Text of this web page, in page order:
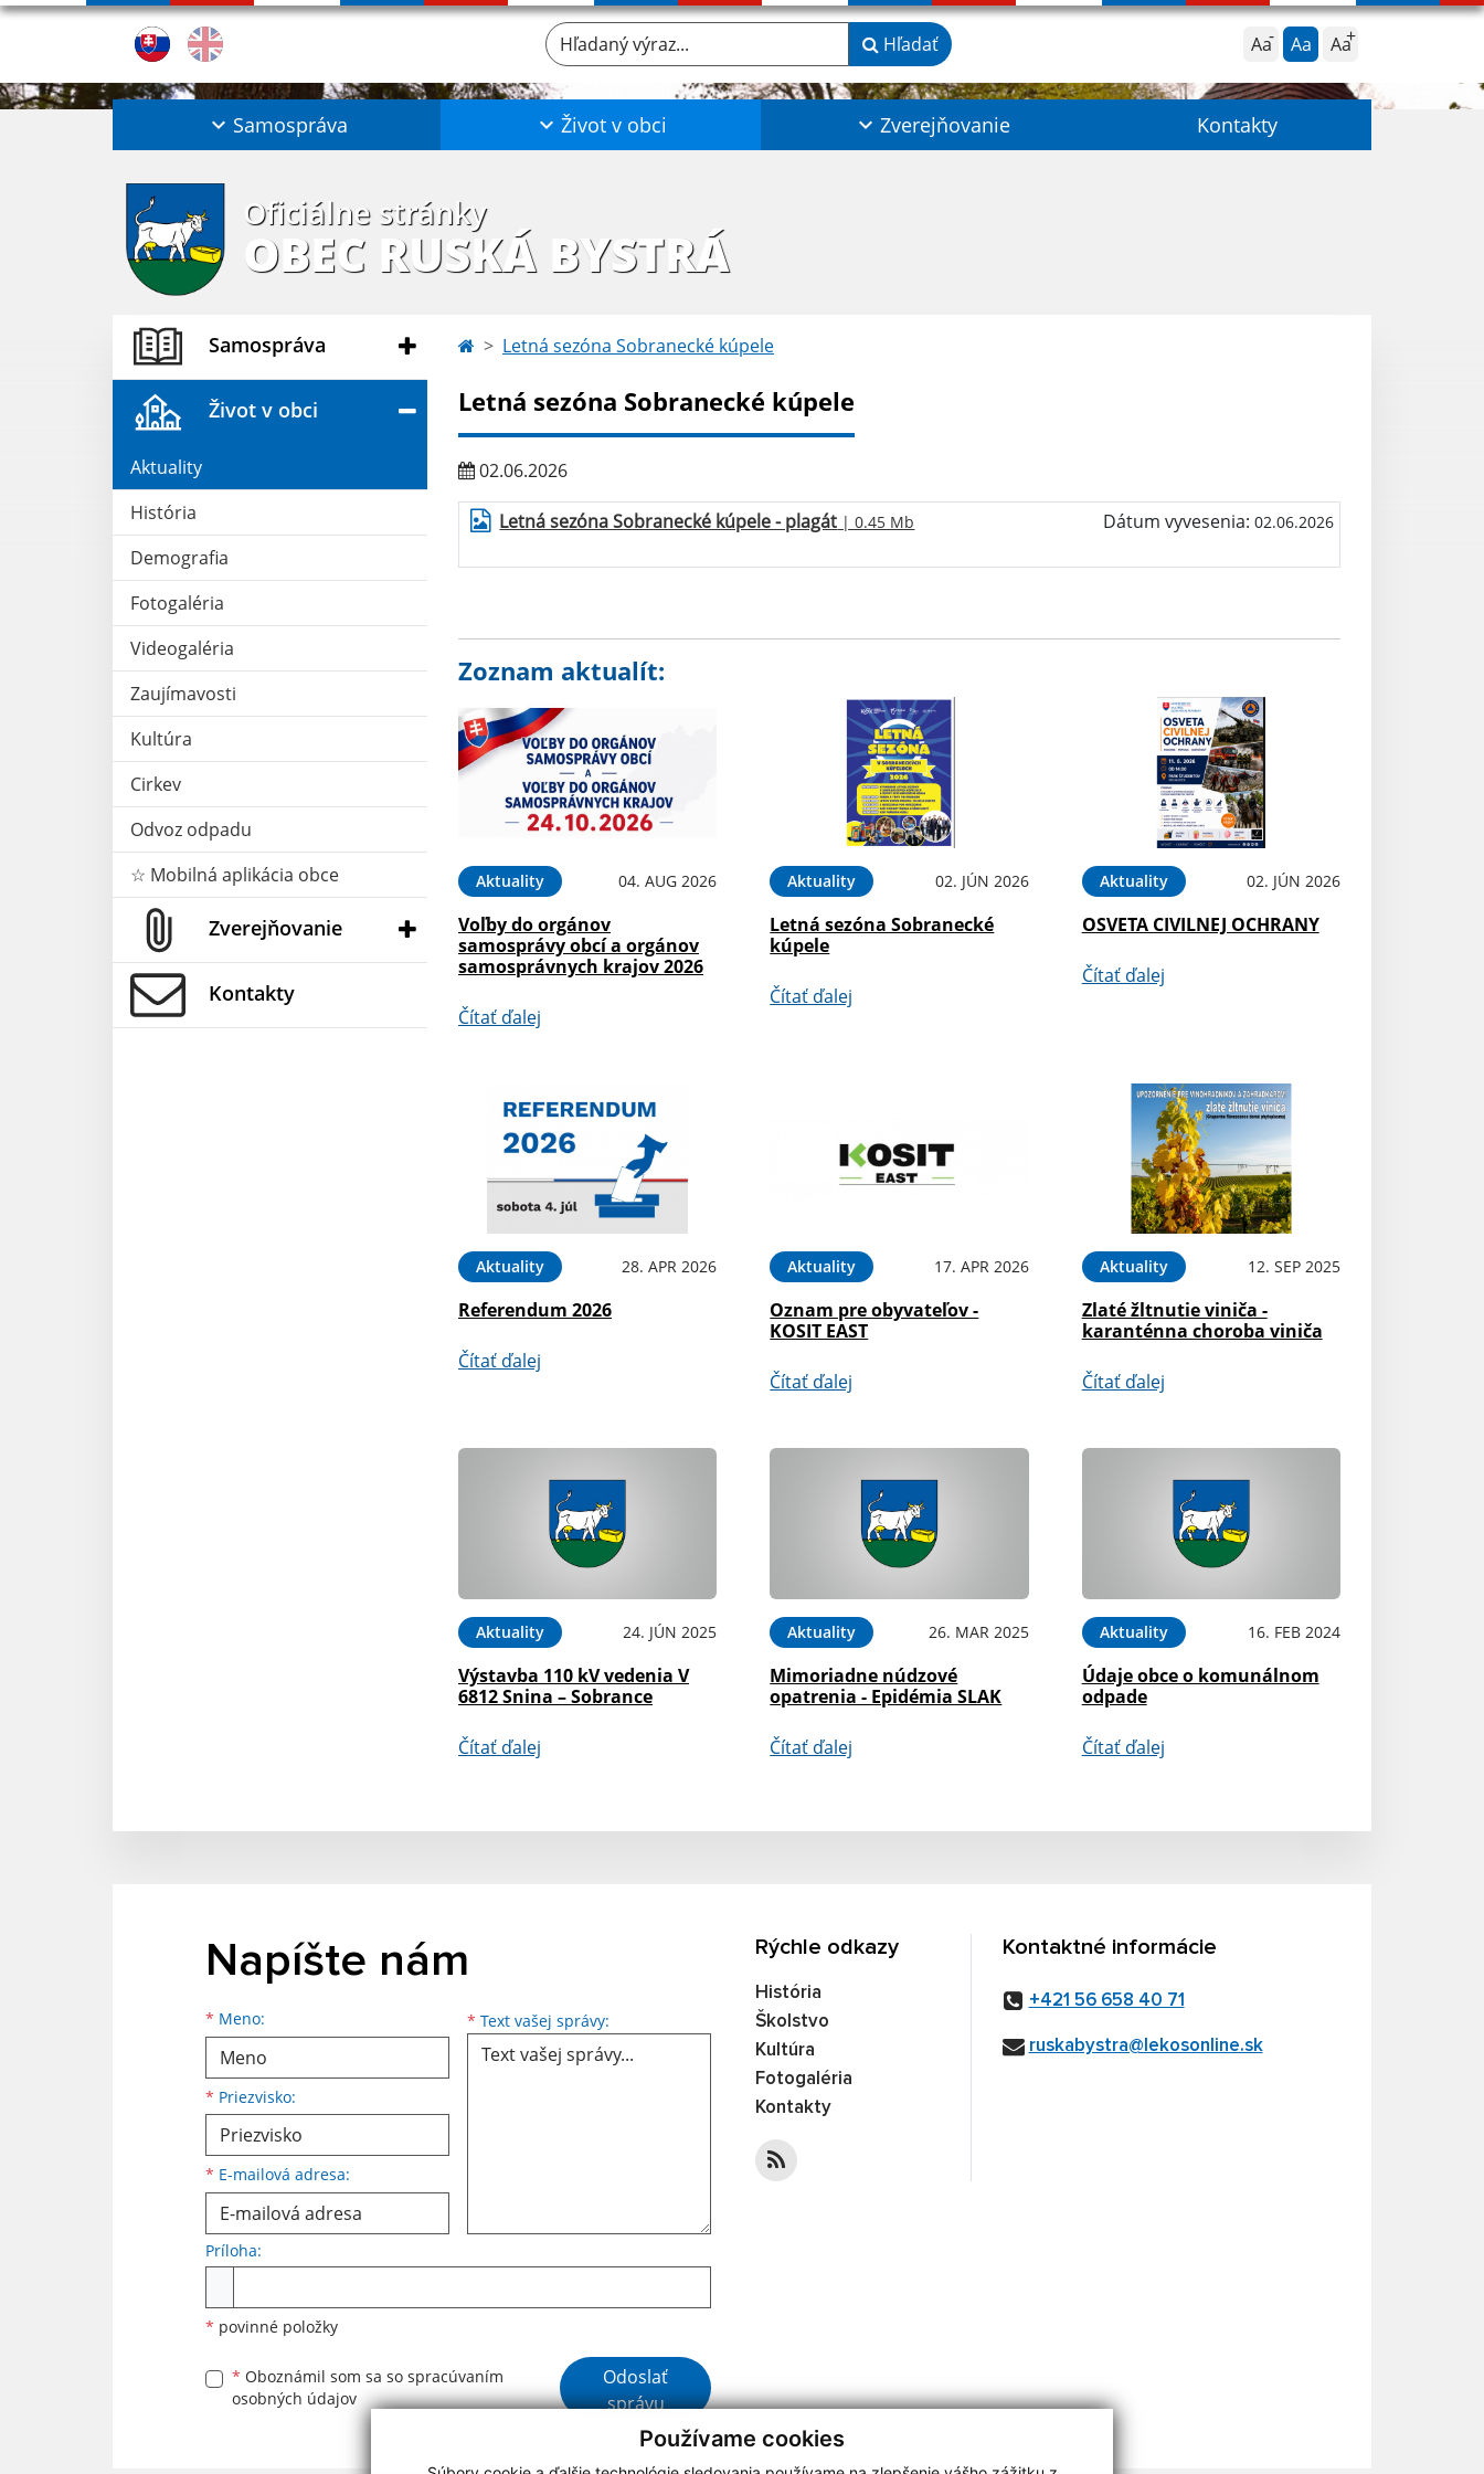
Používame cookies
Aa Aa Aa
Hľadaný výraz... Hľadať
Samospráva Život v obci Zverejňovanie Kontakty
Oficiálne stránky
OBEC RUSKÁ BYSTRÁ
Samospráva
Život v obci
Aktuality
História
Demografia
Fotogaléria
Videogaléria
Zaujímavosti
Kultúra
Cirkev
Odvoz odpadu
☆ Mobilná aplikácia obce
Zverejňovanie
Kontakty
Letná sezóna Sobranecké kúpele
Letná sezóna Sobranecké kúpele
02.06.2026
Letná sezóna Sobranecké kúpele - plagát | 0.45 Mb Dátum vyvesenia: 02.06.2026
Zoznam aktualít:
Aktuality 04. AUG 2026
Voľby do orgánov
samosprávy obcí a orgánov
samosprávnych krajov 2026
Čítať ďalej
Aktuality 02. JÚN 2026
Letná sezóna Sobranecké
kúpele
Čítať ďalej
Aktuality 02. JÚN 2026
OSVETA CIVILNEJ OCHRANY
Čítať ďalej
Aktuality 28. APR 2026
Referendum 2026
Čítať ďalej
Aktuality 17. APR 2026
Oznam pre obyvateľov -
KOSIT EAST
Čítať ďalej
Aktuality 12. SEP 2025
Zlaté žltnutie viniča -
karanténna choroba viniča
Čítať ďalej
Aktuality 24. JÚN 2025
Výstavba 110 kV vedenia V
6812 Snina – Sobrance
Čítať ďalej
Aktuality 26. MAR 2025
Mimoriadne núdzové
opatrenia - Epidémia SLAK
Čítať ďalej
Aktuality 16. FEB 2024
Údaje obce o komunálnom
odpade
Čítať ďalej
Napíšte nám
* Meno:
Meno
* Priezvisko:
Priezvisko
* E-mailová adresa:
E-mailová adresa * Text vašej správy: Text vašej správy...
Príloha:
* povinné položky
* Oboznámil som sa so spracúvaním
osobných údajov
Google reCaptcha Response
Odoslať
správu
Rýchle odkazy
História
Školstvo
Kultúra
Fotogaléria
Kontakty
Kontaktné informácie
+421 56 658 40 71
ruskabystra@lekosonline.sk